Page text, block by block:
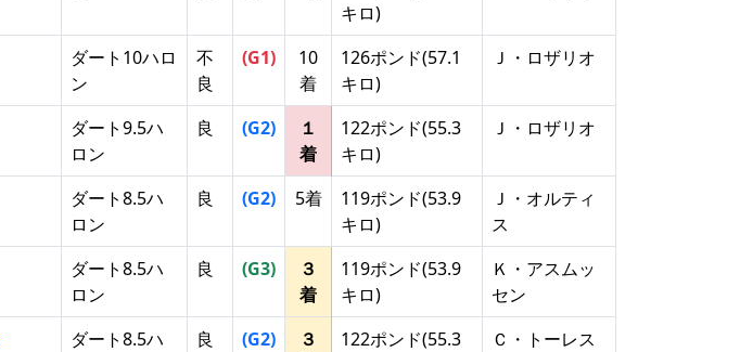
キロ)
ダート10ハロ
ン
不
良
(G1)
10
着
126ポンド(57.1
キロ)
Ｊ・ロザリオ
ダート9.5ハ
ロン
良 (G2)
１
着
122ポンド(55.3
キロ)
Ｊ・ロザリオ
ダート8.5ハ
ロン
良 (G2) 5着
119ポンド(53.9
キロ)
Ｊ・オルティ
ス
ダート8.5ハ
ロン
良 (G3)
３
着
119ポンド(53.9
キロ)
Ｋ・アスムッ
セン
ダート8.5ハ
良 (G2)
３
122ポンド(55.3
Ｃ・トーレス